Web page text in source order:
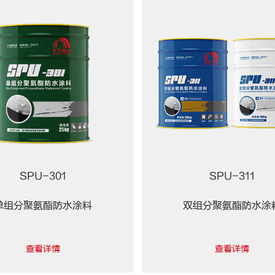
SPU-301
组分聚氨酯防水涂料
查看详情
SPU-311
双组分聚氨酯防水涂
查看详情